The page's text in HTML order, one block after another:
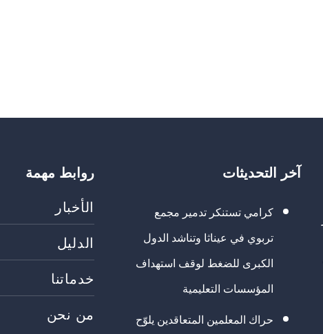
آخر التحديثات
كرامي تستنكر تدمير مجمع
تربوي في عيناثا وتناشد الدول
الكبرى للضغط لوقف استهداف
المؤسسات التعليمية
حراك المعلمين المتعاقدين يلوّح
روابط مهمة
الأخبار
الدليل
خدماتنا
من نحن